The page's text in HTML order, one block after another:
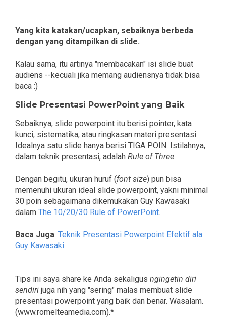
Yang kita katakan/ucapkan, sebaiknya berbeda
dengan yang ditampilkan di slide.
Kalau sama, itu artinya "membacakan" isi slide buat
audiens --kecuali jika memang audiensnya tidak bisa
baca :)
Slide Presentasi PowerPoint yang Baik
Sebaiknya, slide powerpoint itu berisi pointer, kata
kunci, sistematika, atau ringkasan materi presentasi.
Idealnya satu slide hanya berisi TIGA POIN. Istilahnya,
dalam teknik presentasi, adalah Rule of Three.
Dengan begitu, ukuran huruf (font size) pun bisa
memenuhi ukuran ideal slide powerpoint, yakni minimal
30 poin sebagaimana dikemukakan Guy Kawasaki
dalam The 10/20/30 Rule of PowerPoint.
Baca Juga: Teknik Presentasi Powerpoint Efektif ala
Guy Kawasaki
Tips ini saya share ke Anda sekaligus ngingetin diri
sendiri juga nih yang "sering" malas membuat slide
presentasi powerpoint yang baik dan benar. Wasalam.
(www.romelteamedia.com).*